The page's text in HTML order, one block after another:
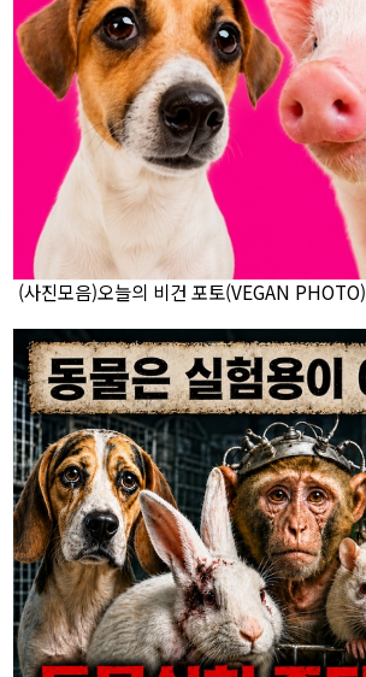
(사진모음)오늘의 비건 포토(VEGAN PHOTO)